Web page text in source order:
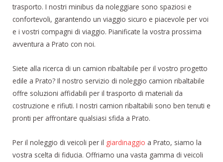
trasporto. I nostri minibus da noleggiare sono spaziosi e
confortevoli, garantendo un viaggio sicuro e piacevole per voi
e i vostri compagni di viaggio. Pianificate la vostra prossima
avventura a Prato con noi.
Siete alla ricerca di un camion ribaltabile per il vostro progetto
edile a Prato? Il nostro servizio di noleggio camion ribaltabile
offre soluzioni affidabili per il trasporto di materiali da
costruzione e rifiuti. I nostri camion ribaltabili sono ben tenuti e
pronti per affrontare qualsiasi sfida a Prato.
Per il noleggio di veicoli per il giardinaggio a Prato, siamo la
vostra scelta di fiducia. Offriamo una vasta gamma di veicoli